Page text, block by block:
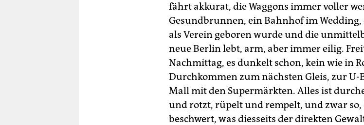
fährt akkurat, die Waggons immer voller
Gesundbrunnen, ein Bahnhof im Wedding,
als Verein geboren wurde und die
neue Berlin lebt, arm, aber immer eilig.
Nachmittag, es dunkelt schon, kein wie in
Durchkommen zum nächsten Gleis, zur U-
Mall mit den Supermärkten. Alles ist
und rotzt, rüpelt und rempelt, und zwar so,
beschwert, was diesseits der direkten